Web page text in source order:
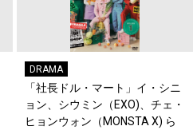
DRAMA
「社長ドル・マート」イ・シニ
ョン、シウミン（EXO)、チェ・
ヒョンウォン（MONSTA X) ら